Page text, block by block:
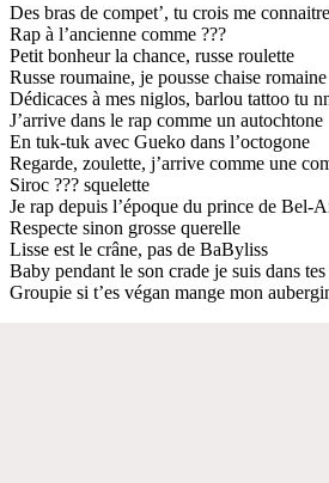
Des bras de compet’, tu crois me
Rap à l’ancienne comme ???
Petit bonheur la chance, russe roulette
Russe roumaine, je pousse chaise romaine
Dédicaces à mes niglos, barlou tattoo tu
J’arrive dans le rap comme un autochtone
En tuk-tuk avec Gueko dans l’octogone
Regarde, zoulette, j’arrive comme une
Siroc ??? squelette
Je rap depuis l’époque du prince de Bel-
Respecte sinon grosse querelle
Lisse est le crâne, pas de BaByliss
Baby pendant le son crade je suis dans tes
Groupie si t’es végan mange mon